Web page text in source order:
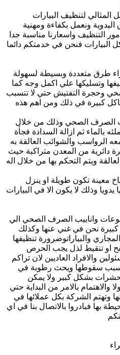
لتنظيف البيارات
ونعمل بكفاءة ومهنية
التنظيف واسعارنا مناسبة جدا
البيارات فنحن في خدمتكم دائما
طرق متعددة وبسيطة لسهولة
وتسليكها علي اكمل وجه كما
وحجرة التفتيش حتي لا تتسبب
كبيرة في ذلك ومن اهم هذه
الصرف الصحي وذلك من خلال
بالماء ثم ازالة السدادة فجأة
الرواسب والشوائب العالقة به
دائرية من المعدن متراكبة حيث
ويتم التحكم بها من خلال اله
معينة تكون طويلة او ينزل
يدويا وذلك لا يكون الا في البيارات
وانابيب الصرف الصحي الي
نحن في غني عنها وكذلك
والبياراتوضرورة تنظيفها
او تنقيط لذل يجب الحرص
والافراد العاديين لان تراكم
يسبب سقوطها ويحث رطوبة في
بشكل كبير ولا يمكن
والاهتمام بالامر من البداية حتي
وتهتم الشركة بكل عملائها في
بها فبادروا بالاتصال بنا في اي